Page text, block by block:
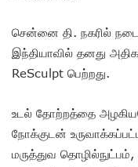
சென்னை தி. நகரில்
இந்தியாவில் தனது
ReSculpt பெற்றது.
உடல் தோற்றத்தை
நோக்குடன்
மருத்துவ